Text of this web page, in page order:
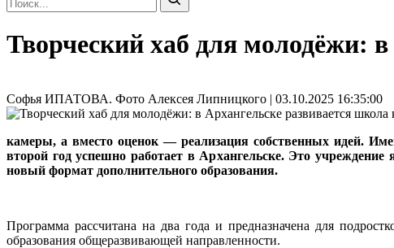
Творческий хаб для молодёжи:
Софья ИПАТОВА. Фото Алексея Липницкого | 03.10.2025 16:35:00
камеры, а вместо оценок — реализация собственных идей.
второй год успешно работает в Архангельске. Это
новый формат дополнительного образования.
Программа рассчитана на два года и предназначена для
образования общеразвивающей направленности.